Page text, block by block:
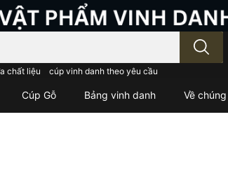
chất liệu cúp vinh danh theo yêu cầu
Cúp Gỗ Bảng vinh danh Về